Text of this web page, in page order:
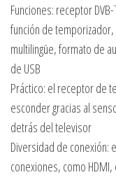
Funciones: receptor
función de
multilingüe, formato de
de USB
Práctico: el receptor de
esconder gracias al
detrás del televisor
Diversidad de conexión:
conexiones, como